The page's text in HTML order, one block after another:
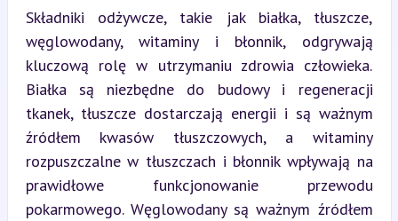
Składniki odżywcze, takie jak białka, tłuszcze,
węglowodany, witaminy i błonnik, odgrywają
kluczową rolę w utrzymaniu zdrowia człowieka.
Białka są niezbędne do budowy i regeneracji
tkanek, tłuszcze dostarczają energii i są ważnym
źródłem kwasów tłuszczowych, a witaminy
rozpuszczalne w tłuszczach i błonnik wpływają na
prawidłowe funkcjonowanie przewodu
pokarmowego. Węglowodany są ważnym źródłem